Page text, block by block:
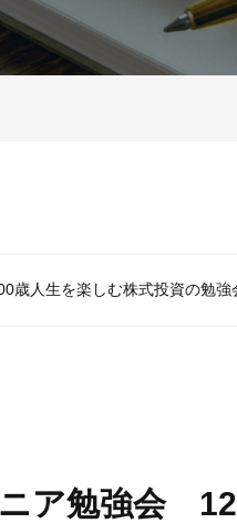
歳人生を楽しむ株式投資の勉強
ア勉強会